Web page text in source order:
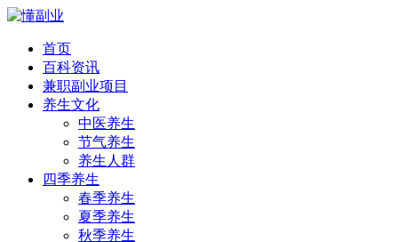
首页
百科资讯
兼职副业项目
养生文化
中医养生
节气养生
养生人群
四季养生
春季养生
夏季养生
秋季养生